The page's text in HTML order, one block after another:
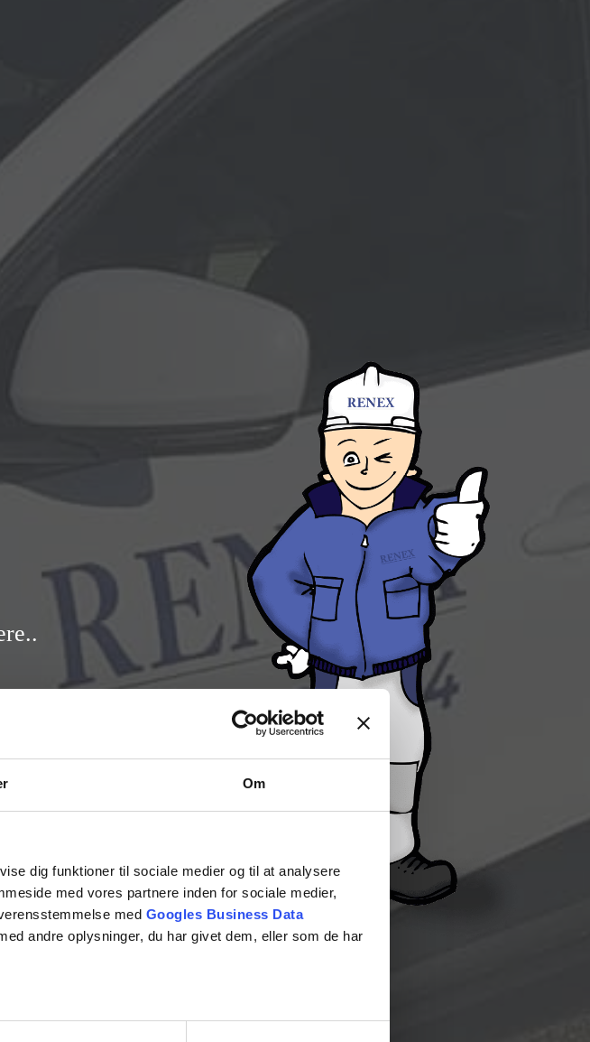
Om
dig funktioner til sociale medier og til at analysere
med vores partnere inden for sociale medier,
med Googles Business Data
andre oplysninger, du har givet dem, eller som de har